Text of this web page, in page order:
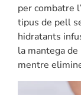
per combatre
tipus de pell
hidratants
la mantega
mentre